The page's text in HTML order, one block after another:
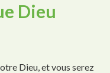
Dieu
Dieu, et vous serez